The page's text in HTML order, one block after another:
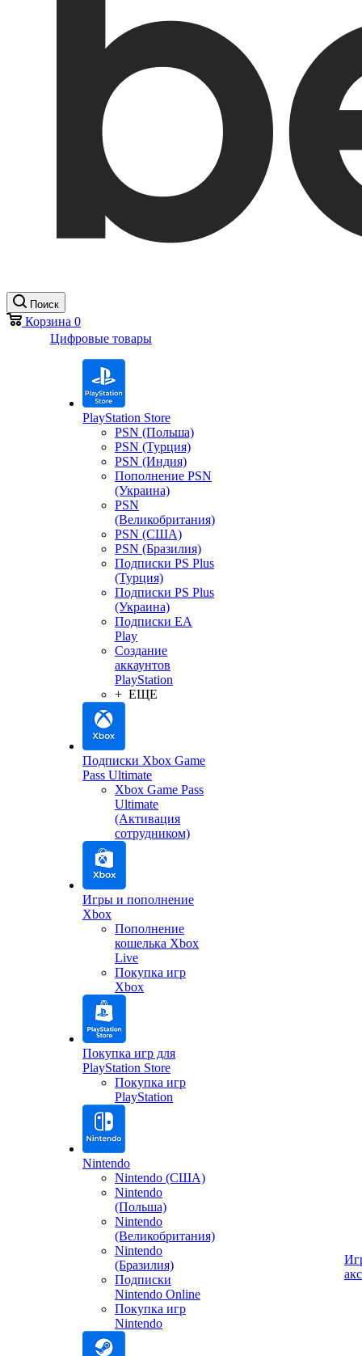
Поиск
Корзина 0
Цифровые товары
PlayStation Store
PSN (Польша)
PSN (Турция)
PSN (Индия)
Пополнение PSN
(Украина)
PSN
(Великобритания)
PSN (США)
PSN (Бразилия)
Подписки PS Plus
(Турция)
Подписки PS Plus
(Украина)
Подписки EA
Play
Создание
аккаунтов
PlayStation
+ ЕЩЕ
Подписки Xbox Game
Pass Ultimate
Xbox Game Pass
Ultimate
(Активация
сотрудником)
Игры и пополнение
Xbox
Пополнение
кошелька Xbox
Live
Покупка игр
Xbox
Покупка игр для
PlayStation Store
Покупка игр
PlayStation
Nintendo
Nintendo (США)
Nintendo
(Польша)
Nintendo
(Великобритания)
Nintendo
(Бразилия)
Подписки
Nintendo Online
Покупка игр
Nintendo